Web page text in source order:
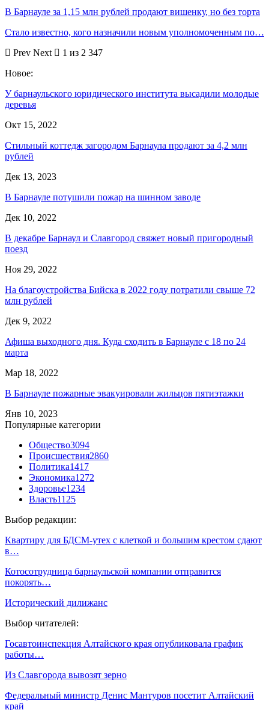
В Барнауле за 1,15 млн рублей продают вишенку, но без торта
Стало известно, кого назначили новым уполномоченным по…
Prev Next
1 из 2 347
Новое:
У барнаульского юридического института высадили молодые
деревья
Окт 15, 2022
Стильный коттедж загородом Барнаула продают за 4,2 млн
рублей
Дек 13, 2023
В Барнауле потушили пожар на шинном заводе
Дек 10, 2022
В декабре Барнаул и Славгород свяжет новый пригородный
поезд
Ноя 29, 2022
На благоустройства Бийска в 2022 году потратили свыше 72
млн рублей
Дек 9, 2022
Афиша выходного дня. Куда сходить в Барнауле с 18 по 24
марта
Мар 18, 2022
В Барнауле пожарные эвакуировали жильцов пятиэтажки
Янв 10, 2023
Популярные категории
Общество3094
Происшествия2860
Политика1417
Экономика1272
Здоровье1234
Власть1125
Выбор редакции:
Квартиру для БДСМ-утех с клеткой и большим крестом сдают
в…
Котосотрудница барнаульской компании отправится
покорять…
Исторический дилижанс
Выбор читателей:
Госавтоинспекция Алтайского края опубликовала график
работы…
Из Славгорода вывозят зерно
Федеральный министр Денис Мантуров посетит Алтайский
край